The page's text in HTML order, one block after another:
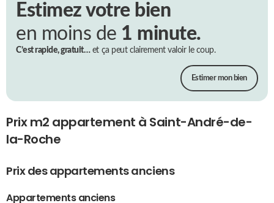
Estimez votre bien
en moins de 1 minute.
C’est rapide, gratuit…et ça peut clairement valoir le coup.
Estimer mon bien
Prix m2 appartement à Saint-André-de-
la-Roche
Prix des appartements anciens
Appartements anciens